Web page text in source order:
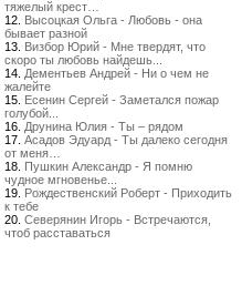
тяжелый крест…
12. Высоцкая Ольга - Любовь - она
бывает разной
13. Визбор Юрий - Мне твердят, что
скоро ты любовь найдешь...
14. Дементьев Андрей - Ни о чем не
жалейте
15. Есенин Сергей - Заметался пожар
голубой...
16. Друнина Юлия - Ты – рядом
17. Асадов Эдуард - Ты далеко сегодня
от меня…
18. Пушкин Александр - Я помню
чудное мгновенье...
19. Рождественский Роберт - Приходить
к тебе
20. Северянин Игорь - Встречаются,
чтоб расставаться